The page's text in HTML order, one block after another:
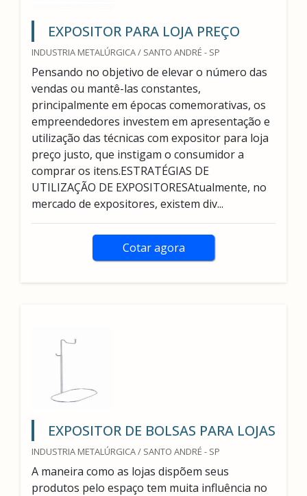
EXPOSITOR PARA LOJA PREÇO
INDUSTRIA METALÚRGICA / SANTO ANDRÉ - SP
Pensando no objetivo de elevar o número das
vendas ou mantê-las constantes,
principalmente em épocas comemorativas, os
empreendedores investem em apresentação e
utilização das técnicas com expositor para loja
preço justo, que instigam o consumidor a
comprar os itens.ESTRATÉGIAS DE
UTILIZAÇÃO DE EXPOSITORESAtualmente, no
mercado de expositores, existem div...
Cotar agora
EXPOSITOR DE BOLSAS PARA LOJAS
INDUSTRIA METALÚRGICA / SANTO ANDRÉ - SP
A maneira como as lojas dispõem seus
produtos pelo espaço tem muita influência no